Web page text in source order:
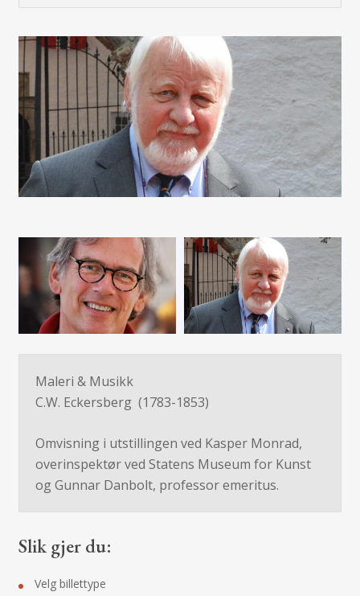
Maleri & Musikk
C.W. Eckersberg (1783-1853)
Omvisning i utstillingen ved Kasper Monrad,
overinspektør ved Statens Museum for Kunst
og Gunnar Danbolt, professor emeritus.
Slik gjer du:
Velg billettype